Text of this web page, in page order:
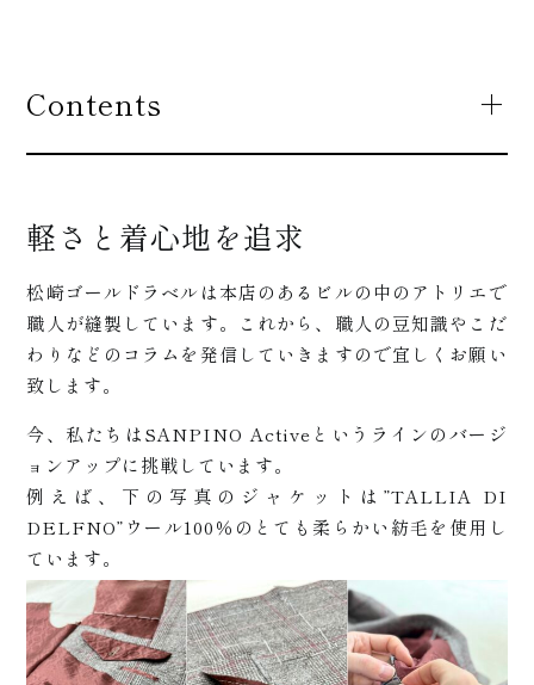
松崎につ
いて +
Contents
軽さと着心地を追求
松崎ゴールドラベルは本店のあるビルの中のアトリエで
職人が縫製しています。これから、職人の豆知識やこだ
わりなどのコラムを発信していきますので宜しくお願い
致します。
今、私たちはSANPINO Activeというラインのバージ
ョンアップに挑戦しています。
例えば、下の写真のジャケットは”TALLIA DI
DELFNO”ウール100％のとても柔らかい紡毛を使用し
ています。